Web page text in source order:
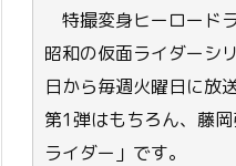
特撮変身ヒーロード
昭和の仮面ライダーシ
日から毎週火曜日に放
第1弾はもちろん、藤
ライダー」です。